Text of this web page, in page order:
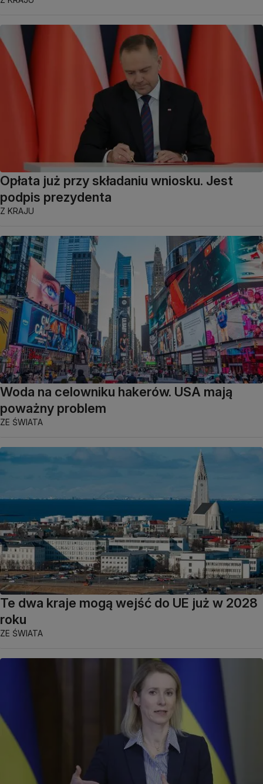
Opłata już przy składaniu wniosku. Jest
podpis prezydenta
Z KRAJU
Woda na celowniku hakerów. USA mają
poważny problem
ZE ŚWIATA
Te dwa kraje mogą wejść do UE już w 2028
roku
ZE ŚWIATA